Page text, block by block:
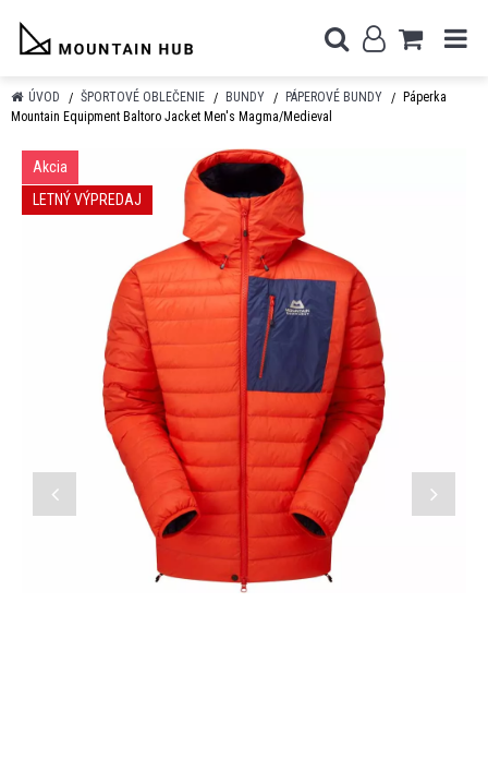
ÚVOD ŠPORTOVÉ OBLEČENIE BUNDY PÁPEROVÉ BUNDY
Páperka
Mountain Equipment Baltoro Jacket Men's Magma/Medieval
Akcia
LETNÝ VÝPREDAJ